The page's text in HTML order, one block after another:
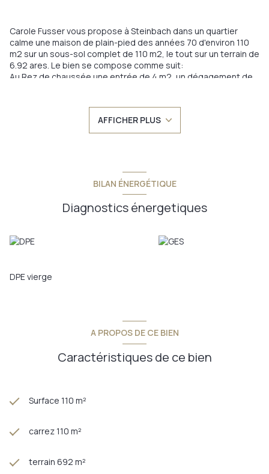
Carole Fusser vous propose à Steinbach dans un quartier
calme une maison de plain-pied des années 70 d'environ 110
m2 sur un sous-sol complet de 110 m2, le tout sur un terrain de
6.92 ares. Le bien se compose comme suit:
Au Rez de chaussée une entrée de 4 m2, un dégagement de
baignoire et meuble double vasque de 8.4 m2, un espace de
vie de 50 m2 avec une cuisine équipée ouverte sur le salon
séjour donnant sur une tarrsse de 20 m2.
l'installation d'un chauffage au sol, l'installation d'une cuisine
agréable, la préparation d'une salle de bain avec douche à
l'italienne et baignoire...
Taxe foncière 728€.
Pour plus de renseignements vous pouvez me joindre au
sont disponibles sur le site Géorisques:
AFFICHER PLUS
BILAN ÉNERGÉTIQUE
Diagnostics énergetiques
DPE vierge
A PROPOS DE CE BIEN
Caractéristiques de ce bien
Surface 110 m²
carrez 110 m²
terrain 692 m²